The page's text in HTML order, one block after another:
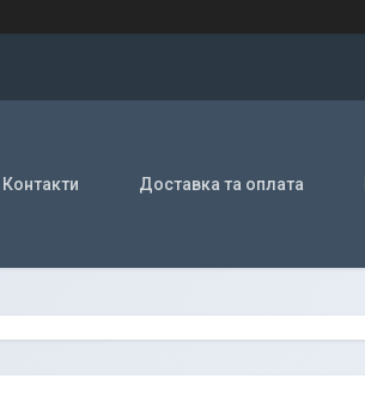
Контакти Доставка та оплата